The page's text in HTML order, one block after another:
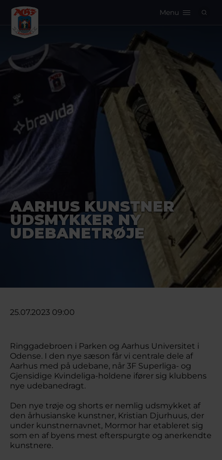
Menu
AARHUS KUNSTNER
UDSMYKKER NY
UDEBANETRØJE
25.07.2023 09:00
Ringgadebroen i Parken og Aarhus Universitet i
Odense. I den nye sæson får vi centrale dele af
Aarhus med på udebane, når 3F Superliga- og
Gjensidige Kvindeliga-holdene ifører sig klubbens
nye udebanedragt.
Den nye trøje og shorts er nemlig udsmykket af
den århusianske kunstner, Kristian Djurhuus, der
under kunstnernavnet, Mormor har etableret sig
som en af byens mest efterspurgte og anerkendte
kunstnere.